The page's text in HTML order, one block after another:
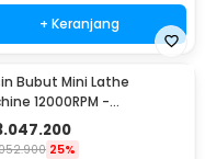
+ Keranjang
Bubut Mini Lathe
12000RPM -
25%